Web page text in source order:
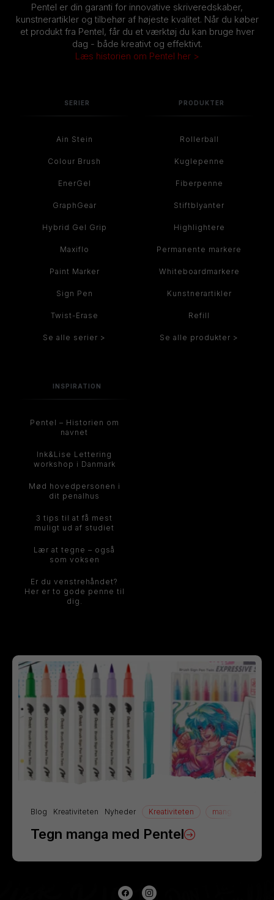
Pentel er din garanti for innovative skriveredskaber,
kunstnerartikler og tilbehør af højeste kvalitet. Når du køber
et produkt fra Pentel, får du et værktøj du kan bruge hver
dag - både kreativt og effektivt.
Læs historien om Pentel her >
Blog Kreativiteten Nyheder Kreativiteten manga
Tegn manga med Pentel
SERIER
Ain Stein
Colour Brush
EnerGel
GraphGear
Hybrid Gel Grip
Maxiflo
Paint Marker
Sign Pen
Twist-Erase
Se alle serier >
PRODUKTER
Rollerball
Kuglepenne
Fiberpenne
Stiftblyanter
Highlightere
Permanente markere
Whiteboardmarkere
Kunstnerartikler
Refill
Se alle produkter >
INSPIRATION
Pentel – Historien om
navnet
Ink&Lise Lettering
workshop i Danmark
Mød hovedpersonen i
dit penalhus
3 tips til at få mest
muligt ud af studiet
Lær at tegne – også
som voksen
Er du venstrehåndet?
Her er to gode penne til
dig.